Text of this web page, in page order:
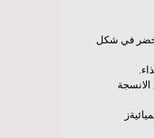
في شكل